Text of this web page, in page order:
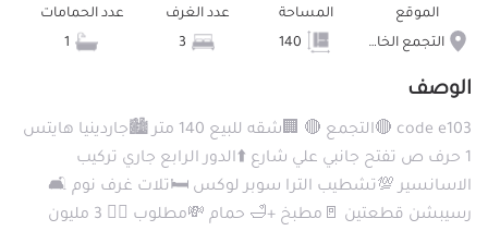
الموقع
التجمع الخامس الشويفات
المساحة
عدد الغرف
عدد الحمامات
الوصف
code e103 🔴التجمع 🔴 🏢شقه للبيع 140 متر 🏙جاردينيا هايتس
1 حرف ص تفتح جانبي علي شارع ⬆️الدور الرابع جاري تركيب
الاسانسير 💯تشطيب الترا سوبر لوكس 🛏تلات غرف نوم 🛋
رسيبشن قطعتين 🚪مطبخ +🛁 حمام 💸مطلوب 👈🏻 3 مليون